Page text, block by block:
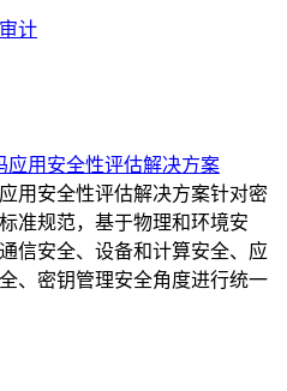
计
应用安全性评估解决方案
用安全性评估解决方案针对密
准规范，基于物理和环境安
信安全、设备和计算安全、应
、密钥管理安全角度进行统一